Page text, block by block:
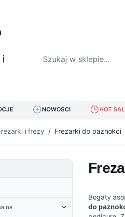
Szukaj w sklepie...
NOWOŚCI HOT
i frezy / Frezarki do paznokci
Bogaty
do